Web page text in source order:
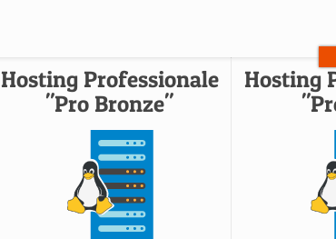
Hosting Professionale
"Pro Bronze"
Hosting